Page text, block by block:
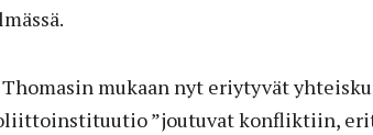
mukaan nyt eriytyvät
”joutuvat konfliktiin,